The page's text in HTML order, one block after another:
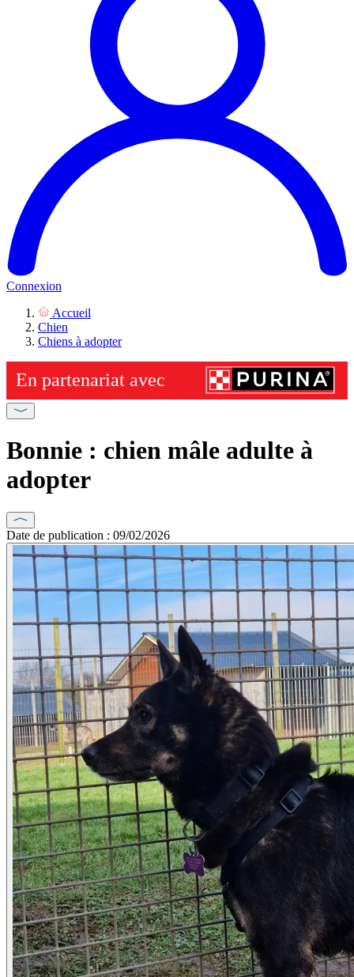
Connexion
Accueil
Chien
Chiens à adopter
Bonnie : chien mâle adulte à
adopter
Date de publication : 09/02/2026